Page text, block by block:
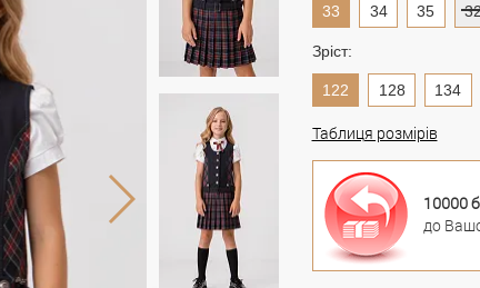
33 34 35
Зріст:
122 128 134
Таблиця розмірів
10000
до